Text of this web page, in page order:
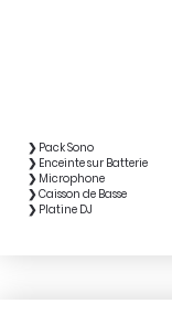
❯ Pack Sono
❯ Enceinte sur Batterie
❯ Microphone
❯ Caisson de Basse
❯ Platine DJ